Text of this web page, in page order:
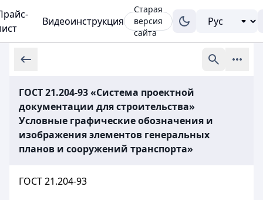
Видеоинструкция
Старая
версия
сайта
ГОСТ 21.204-93 «Система проектной
документации для строительства»
Условные графические обозначения и
изображения элементов генеральных
планов и сооружений транспорта»
ГОСТ 21.204-93